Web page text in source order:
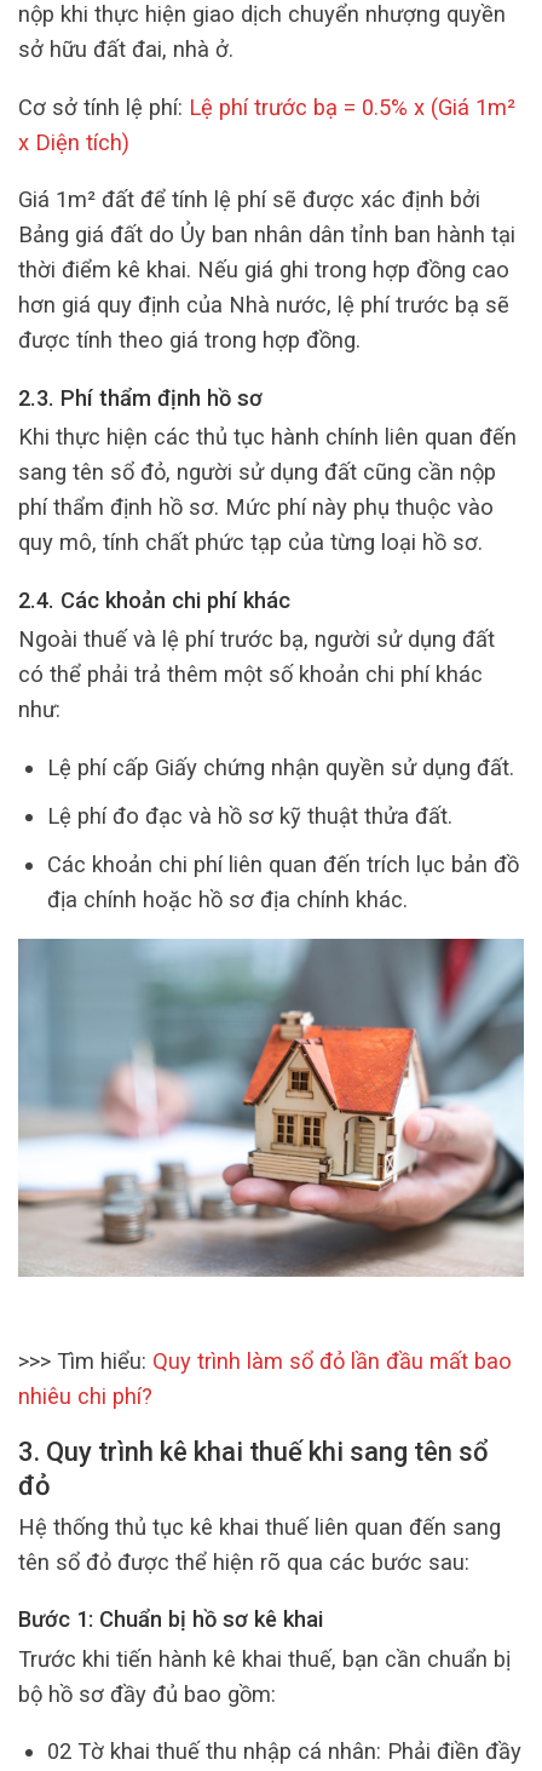
nộp khi thực hiện giao dịch chuyển nhượng quyền
sở hữu đất đai, nhà ở.
Cơ sở tính lệ phí: Lệ phí trước bạ = 0.5% x (Giá 1m²
x Diện tích)
Giá 1m² đất để tính lệ phí sẽ được xác định bởi
Bảng giá đất do Ủy ban nhân dân tỉnh ban hành tại
thời điểm kê khai. Nếu giá ghi trong hợp đồng cao
hơn giá quy định của Nhà nước, lệ phí trước bạ sẽ
được tính theo giá trong hợp đồng.
2.3. Phí thẩm định hồ sơ
Khi thực hiện các thủ tục hành chính liên quan đến
sang tên sổ đỏ, người sử dụng đất cũng cần nộp
phí thẩm định hồ sơ. Mức phí này phụ thuộc vào
quy mô, tính chất phức tạp của từng loại hồ sơ.
2.4. Các khoản chi phí khác
Ngoài thuế và lệ phí trước bạ, người sử dụng đất
có thể phải trả thêm một số khoản chi phí khác
như:
Lệ phí cấp Giấy chứng nhận quyền sử dụng đất.
Lệ phí đo đạc và hồ sơ kỹ thuật thửa đất.
Các khoản chi phí liên quan đến trích lục bản đồ
địa chính hoặc hồ sơ địa chính khác.
>>> Tìm hiểu: Quy trình làm sổ đỏ lần đầu mất bao
nhiêu chi phí?
3. Quy trình kê khai thuế khi sang tên sổ
đỏ
Hệ thống thủ tục kê khai thuế liên quan đến sang
tên sổ đỏ được thể hiện rõ qua các bước sau:
Bước 1: Chuẩn bị hồ sơ kê khai
Trước khi tiến hành kê khai thuế, bạn cần chuẩn bị
bộ hồ sơ đầy đủ bao gồm:
02 Tờ khai thuế thu nhập cá nhân: Phải điền đầy